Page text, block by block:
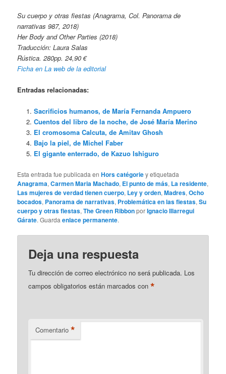
Su cuerpo y otras fiestas (Anagrama, Col. Panorama de
narrativas 987, 2018)
Her Body and Other Parties (2018)
Traducción: Laura Salas
Rústica. 280pp. 24,90 €
Ficha en La web de la editorial
Entradas relacionadas:
Sacrificios humanos, de María Fernanda Ampuero
Cuentos del libro de la noche, de José María Merino
El cromosoma Calcuta, de Amitav Ghosh
Bajo la piel, de Michel Faber
El gigante enterrado, de Kazuo Ishiguro
Esta entrada fue publicada enHors catégoriey etiquetada
Anagrama,Carmen Maria Machado, El punto de más, La residente,
Las mujeres de verdad tienen cuerpo, Ley y orden,Madres,Ocho
bocados, Panorama de narrativas, Problemática en las fiestas,Su
cuerpo y otras fiestas,The Green RibbonporIgnacio Illarregui
Gárate. Guardaenlace permanente.
Deja una respuesta
Tu dirección de correo electrónico no será publicada. Los
campos obligatorios están marcados con*
Comentario *